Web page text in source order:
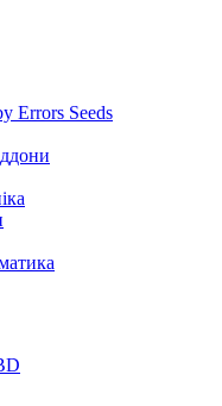
Errors Seeds